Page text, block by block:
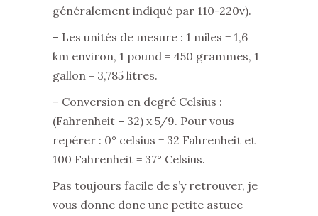
généralement indiqué par 110-220v).
– Les unités de mesure : 1 miles = 1,6
km environ, 1 pound = 450 grammes, 1
gallon = 3,785 litres.
– Conversion en degré Celsius :
(Fahrenheit – 32) x 5/9. Pour vous
repérer : 0° celsius = 32 Fahrenheit et
100 Fahrenheit = 37° Celsius.
Pas toujours facile de s’y retrouver, je
vous donne donc une petite astuce